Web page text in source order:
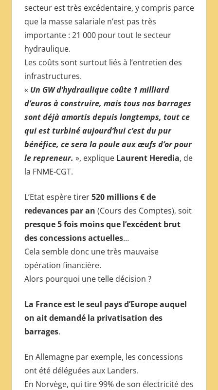
secteur est très excédentaire, y compris parce
que la masse salariale n’est pas très
importante : 21 000 pour tout le secteur
hydraulique.
Les coûts sont surtout liés à l’entretien des
infrastructures.
« Un GW d’hydraulique coûte 1 milliard
d’euros à construire, mais tous nos barrages
sont déjà amortis depuis longtemps, tout ce
qui est turbiné aujourd’hui c’est du pur
bénéfice, ce sera la poule aux œufs d’or pour
le repreneur. », explique Laurent Heredia, de
la FNME-CGT.
L’Etat espère tirer520 millions € de
redevances par an (Cours des Comptes), soit
presque 5 fois moins que l’excédent brut
des concessions actuelles…
Cela semble donc une très mauvaise
opération financière.
Alors pourquoi une telle décision ?
La France est le seul pays d’Europe auquel
on ait demandé la privatisation des
barrages.
En Allemagne par exemple, les concessions
ont été déléguées aux Landers.
En Norvège, qui tire 99% de son électricité des